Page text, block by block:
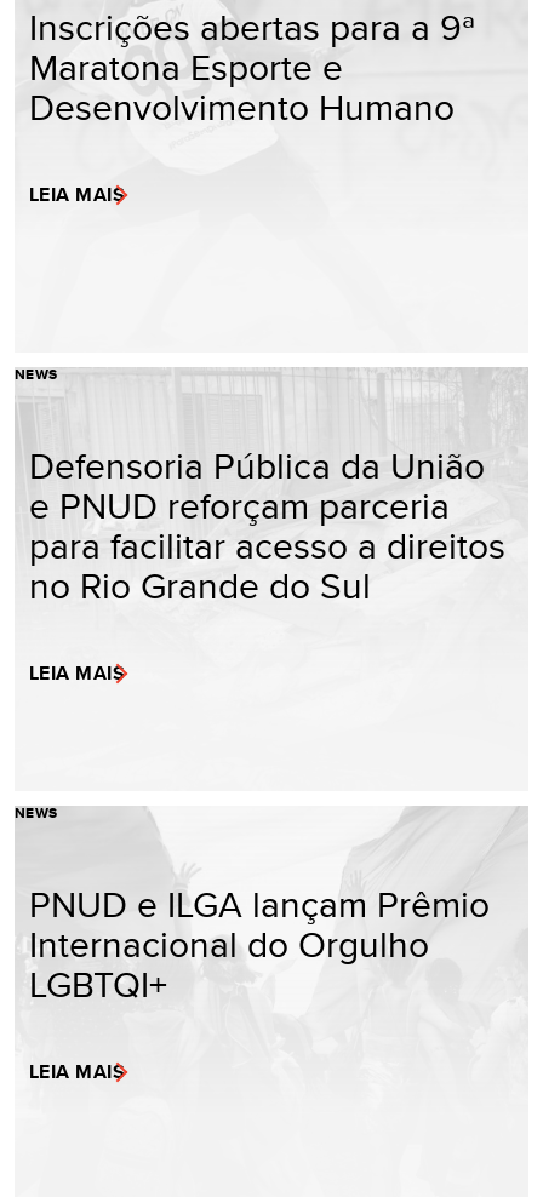
Inscrições abertas para a 9ª
Maratona Esporte e
Desenvolvimento Humano
LEIA MAIS
NEWS
Defensoria Pública da União
e PNUD reforçam parceria
para facilitar acesso a direitos
no Rio Grande do Sul
LEIA MAIS
NEWS
PNUD e ILGA lançam Prêmio
Internacional do Orgulho
LGBTQI+
LEIA MAIS